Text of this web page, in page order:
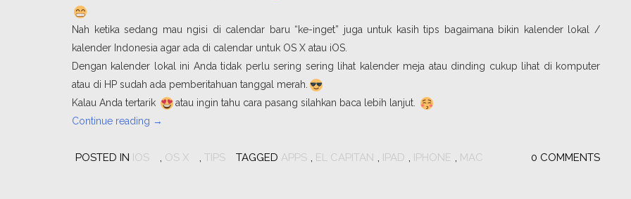
Nah ketika sedang mau ngisi di calendar baru “ke-inget” juga untuk kasih tips bagaimana bikin kalender lokal /
kalender Indonesia agar ada di calendar untuk OS X atau iOS.
Dengan kalender lokal ini Anda tidak perlu sering sering lihat kalender meja atau dinding cukup lihat di komputer
atau di HP sudah ada pemberitahuan tanggal merah.
Kalau Anda tertarik
atau ingin tahu cara pasang silahkan baca lebih lanjut.
Continue reading “Kalender
→
POSTED IN IOS , OS X , TIPS TAGGED APPS , EL CAPITAN , IPAD , IPHONE , MAC 0 COMMENTS